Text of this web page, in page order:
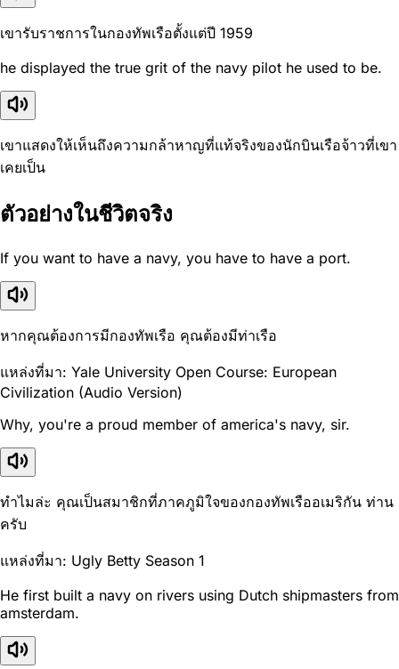
เขารับราชการในกองทัพเรือตั้งแต่ปี 1959
he displayed the true grit of the navy pilot he used to be.
เขาแสดงให้เห็นถึงความกล้าหาญที่แท้จริงของนักบินเรือจ้าวที่เขา
เคยเป็น
ตัวอย่างในชีวิตจริง
If you want to have a navy, you have to have a port.
หากคุณต้องการมีกองทัพเรือ คุณต้องมีท่าเรือ
แหล่งที่มา: Yale University Open Course: European
Civilization (Audio Version)
Why, you're a proud member of america's navy, sir.
ทำไมล่ะ คุณเป็นสมาชิกที่ภาคภูมิใจของกองทัพเรืออเมริกัน ท่าน
ครับ
แหล่งที่มา: Ugly Betty Season 1
He first built a navy on rivers using Dutch shipmasters from
amsterdam.